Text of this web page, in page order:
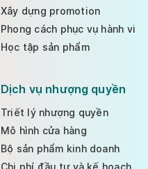
Xây dựng promotion
Phong cách phục vụ hành vi
Học tập sản phẩm
Dịch vụ nhượng quyền
Triết lý nhượng quyền
Mô hình cửa hàng
Bộ sản phẩm kinh doanh
Chi phí đầu tư và kế hoạch